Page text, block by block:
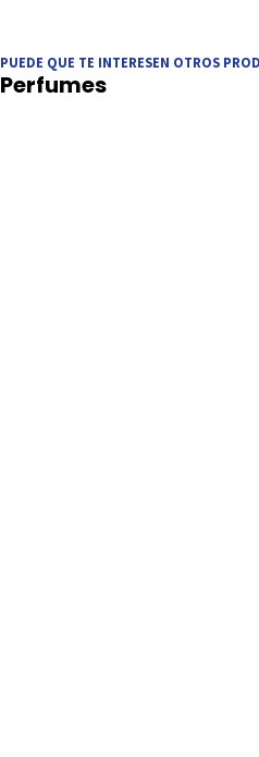
PUEDE QUE TE INTERESEN OTROS
Perfumes